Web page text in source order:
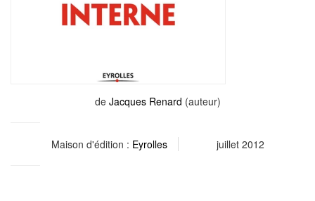
de Jacques Renard (auteur)
Maison d'édition : Eyrolles juillet 2012